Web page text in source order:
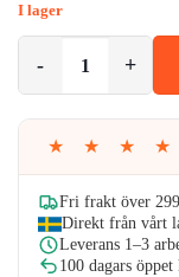
I lager
★ ★ ★ ★
Fri frakt över
Direkt från vårt
Leverans 1–3
100 dagars öppet